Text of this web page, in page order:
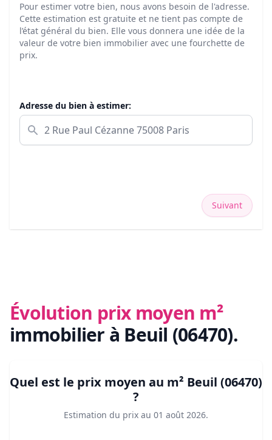
Pour estimer votre bien, nous avons besoin de l'adresse.
Cette estimation est gratuite et ne tient pas compte de
l’état général du bien. Elle vous donnera une idée de la
valeur de votre bien immobilier avec une fourchette de
prix.
Adresse du bien à estimer:
Suivant
Évolution prix moyen m²
immobilier à Beuil (06470).
Quel est le prix moyen au m² Beuil (06470)
?
Estimation du prix au 01 août 2026.